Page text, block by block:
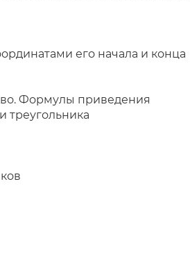
его начала и конца
Формулы приведения
треугольника
и поворот.